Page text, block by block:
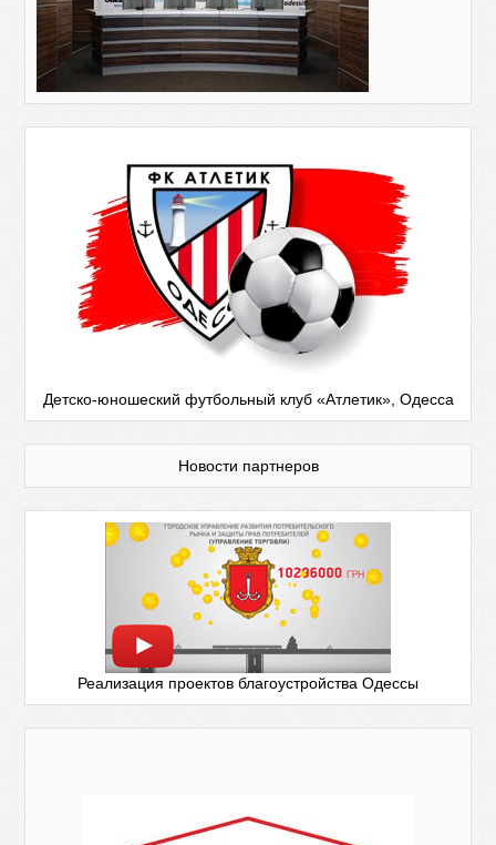
Детско-юношеский футбольный клуб «Атлетик», Одесса
Новости партнеров
Реализация проектов благоустройства Одессы